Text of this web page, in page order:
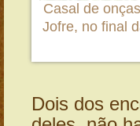
Casal de
Jofre, no final
Dois dos